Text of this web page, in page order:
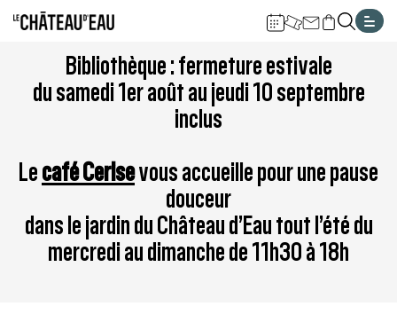
Aller
contenu
Aller
à
la
navigation
à
la
recherche
Aller
au
pied
plan
Bibliothèque : fermeture estivale
du samedi 1er août au jeudi 10 septembre
inclus
Lecafé Cerisevous accueille pour une pause
douceur
dans le jardin du Château d’Eau tout l’été du
mercredi au dimanche de 11h30 à 18h